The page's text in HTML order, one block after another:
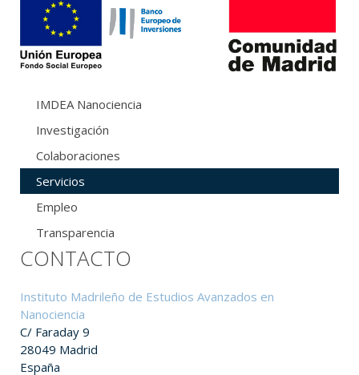
IMDEA Nanociencia
Investigación
Colaboraciones
Servicios
Empleo
Transparencia
CONTACTO
Instituto Madrileño de Estudios Avanzados en
Nanociencia
C/ Faraday 9
28049 Madrid
España